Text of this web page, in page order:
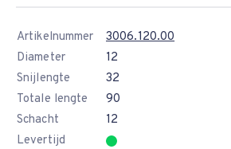
Artikelnummer
3006.120.00
Diameter
12
Snijlengte
32
Totale lengte
90
Schacht
12
Levertijd